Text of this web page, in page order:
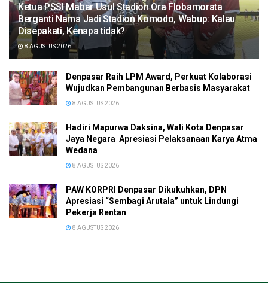
Ketua PSSI Mabar Usul Stadion Ora Flobamorata
Berganti Nama Jadi Stadion Komodo, Wabup: Kalau
Disepakati, Kenapa tidak?
8 AGUSTUS 2026
Denpasar Raih LPM Award, Perkuat Kolaborasi
Wujudkan Pembangunan Berbasis Masyarakat
8 AGUSTUS 2026
Hadiri Mapurwa Daksina, Wali Kota Denpasar
Jaya Negara Apresiasi Pelaksanaan Karya Atma
Wedana
8 AGUSTUS 2026
PAW KORPRI Denpasar Dikukuhkan, DPN
Apresiasi “Sembagi Arutala” untuk Lindungi
Pekerja Rentan
8 AGUSTUS 2026